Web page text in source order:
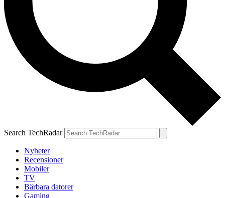
Search TechRadar
Nyheter
Recensioner
Mobiler
TV
Bärbara datorer
Gaming